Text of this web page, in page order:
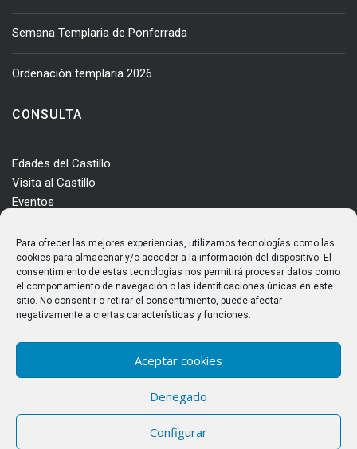
Para ofrecer las mejores experiencias, utilizamos tecnologías como las
cookies para almacenar y/o acceder a la información del dispositivo. El
consentimiento de estas tecnologías nos permitirá procesar datos como
el comportamiento de navegación o las identificaciones únicas en este
sitio. No consentir o retirar el consentimiento, puede afectar
negativamente a ciertas características y funciones.
Aceptar cookies
Denegado
Configurar
Semana Templaria de Ponferrada
Ordenación templaria 2026
CONSULTA
Edades del Castillo
Visita al Castillo
Eventos
Enclave
Más información
Consultas
Horarios y tarifas
© Castillo de los Templarios. Todos los derechos reservados